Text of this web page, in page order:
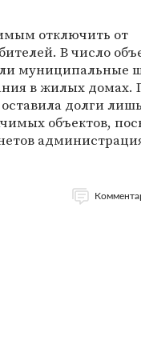
отключить от
В число
муниципальные
в жилых домах.
долги
объектов,